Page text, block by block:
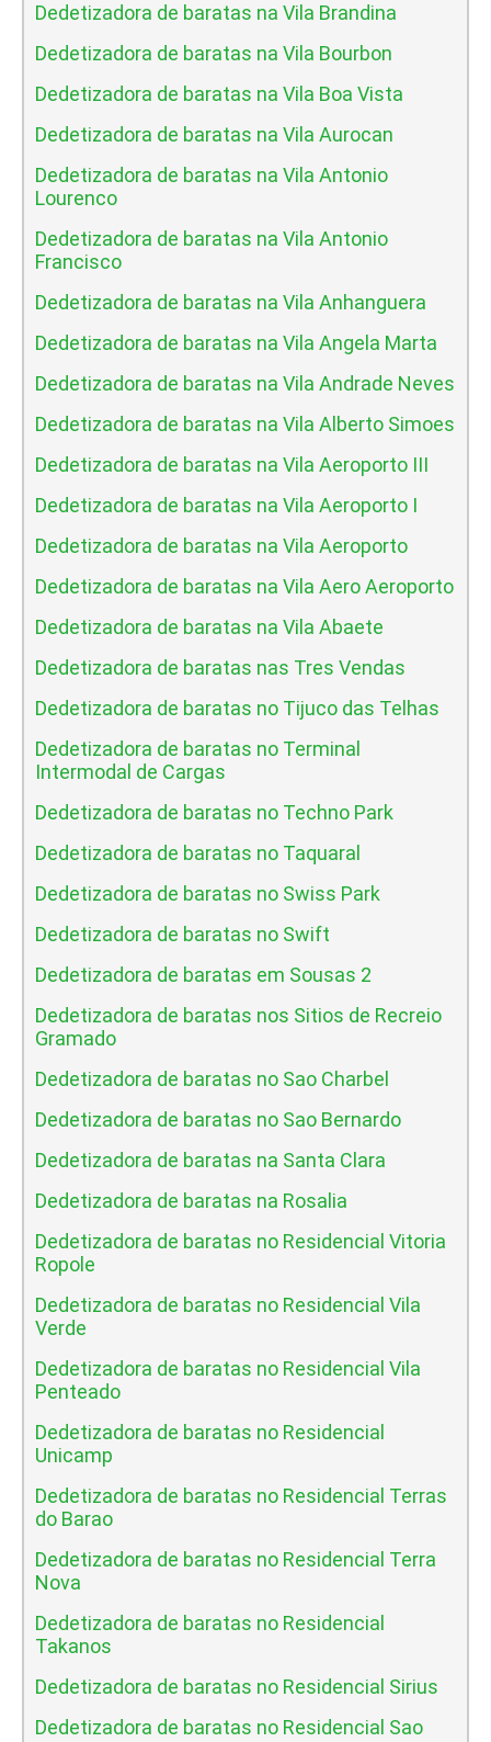
Dedetizadora de baratas na Vila Brandina
Dedetizadora de baratas na Vila Bourbon
Dedetizadora de baratas na Vila Boa Vista
Dedetizadora de baratas na Vila Aurocan
Dedetizadora de baratas na Vila Antonio
Lourenco
Dedetizadora de baratas na Vila Antonio
Francisco
Dedetizadora de baratas na Vila Anhanguera
Dedetizadora de baratas na Vila Angela Marta
Dedetizadora de baratas na Vila Andrade Neves
Dedetizadora de baratas na Vila Alberto Simoes
Dedetizadora de baratas na Vila Aeroporto III
Dedetizadora de baratas na Vila Aeroporto I
Dedetizadora de baratas na Vila Aeroporto
Dedetizadora de baratas na Vila Aero Aeroporto
Dedetizadora de baratas na Vila Abaete
Dedetizadora de baratas nas Tres Vendas
Dedetizadora de baratas no Tijuco das Telhas
Dedetizadora de baratas no Terminal
Intermodal de Cargas
Dedetizadora de baratas no Techno Park
Dedetizadora de baratas no Taquaral
Dedetizadora de baratas no Swiss Park
Dedetizadora de baratas no Swift
Dedetizadora de baratas em Sousas 2
Dedetizadora de baratas nos Sitios de Recreio
Gramado
Dedetizadora de baratas no Sao Charbel
Dedetizadora de baratas no Sao Bernardo
Dedetizadora de baratas na Santa Clara
Dedetizadora de baratas na Rosalia
Dedetizadora de baratas no Residencial Vitoria
Ropole
Dedetizadora de baratas no Residencial Vila
Verde
Dedetizadora de baratas no Residencial Vila
Penteado
Dedetizadora de baratas no Residencial
Unicamp
Dedetizadora de baratas no Residencial Terras
do Barao
Dedetizadora de baratas no Residencial Terra
Nova
Dedetizadora de baratas no Residencial
Takanos
Dedetizadora de baratas no Residencial Sirius
Dedetizadora de baratas no Residencial Sao